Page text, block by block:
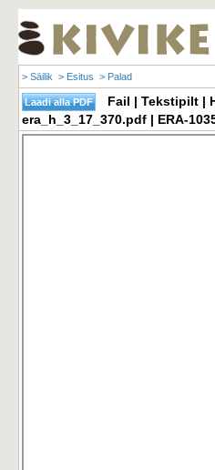
> Säilik > Esitus > Palad
Fail | Tekstipilt |
era_h_3_17_370.pdf | ERA-